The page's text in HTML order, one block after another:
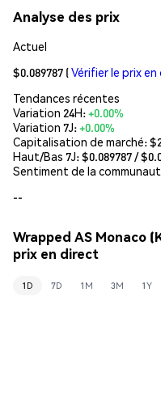
Analyse des prix
Actuel
$0.089787 (Vérifier le prix
Tendances récentes
Variation 24H:+0.00%
Variation 7J:+0.00%
Capitalisation de marché:
Haut/Bas 7J: $0.089787/ $
Sentiment de la
--
Wrapped AS Monaco
prix en direct
1D 7D 1M 3M 1Y